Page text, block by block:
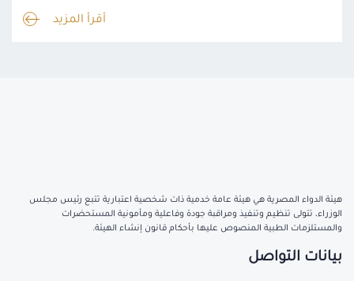
أقرأ المزيد
هيئة الدواء المصرية هي هيئة عامة خدمية ذات شخصية اعتبارية تتبع رئيس مجلس
الوزراء، تتولى تنظيم وتنفيذ ومراقبة جودة وفاعلية ومأمونية المستحضرات
والمستلزمات الطبية المنصوص عليها بأحكام قانون إنشاء الهيئة.
بيانات التواصل